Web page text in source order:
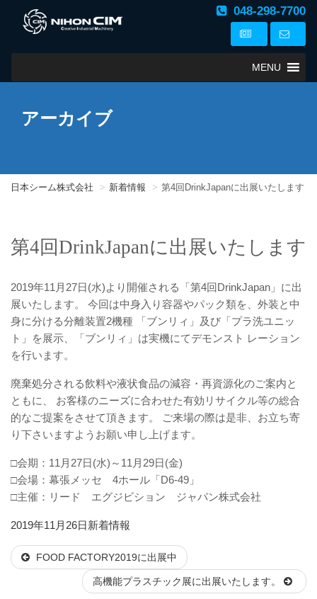
048-298-7700
MENU
アーカイブ
日本シーム株式会社 新着情報 第4回DrinkJapanに出展いたします
第4回DrinkJapanに出展いたします
2019年11月27日(水)より開催される「第4回DrinkJapan」に出
展いたします。 今回は中身入り容器やパック類を、外装と中
身に分ける分離装置2機種 「ブンリィ」及び「プラ洗ユニッ
ト」を展示、「ブンリィ」は実機にてデモンスト レーション
を行います。
廃棄処分される飲料や液状食品の減容・再資源化のご案内と
ともに、 お客様のニーズに合わせた有効リサイクル等の総合
的なご提案をさせて頂きます。 ご来場の際は是非、お立ち寄
り下さいますようお願い申し上げます。
□会期：11月27日(水)～11月29日(金)
□会場：幕張メッセ 4ホール「D6-49」
□主催：リード エグジビション ジャパン株式会社
投
日:
2019年11月26日カ
ゴ
リ
ー
新着情報
FOOD FACTORY2019に出展中
高機能プラスチック展に出展いたします。